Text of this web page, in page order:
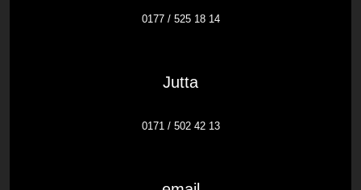
0177 / 525 18 14
Jutta
0171 / 502 42 13